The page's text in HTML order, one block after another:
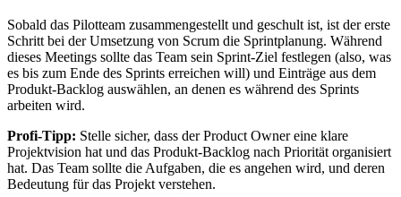
Sobald das Pilotteam zusammengestellt und geschult ist, ist der erste
Schritt bei der Umsetzung von Scrum die Sprintplanung. Während
dieses Meetings sollte das Team sein Sprint-Ziel festlegen (also, was
es bis zum Ende des Sprints erreichen will) und Einträge aus dem
Produkt-Backlog auswählen, an denen es während des Sprints
arbeiten wird.
Profi-Tipp: Stelle sicher, dass der Product Owner eine klare
Projektvision hat und das Produkt-Backlog nach Priorität organisiert
hat. Das Team sollte die Aufgaben, die es angehen wird, und deren
Bedeutung für das Projekt verstehen.